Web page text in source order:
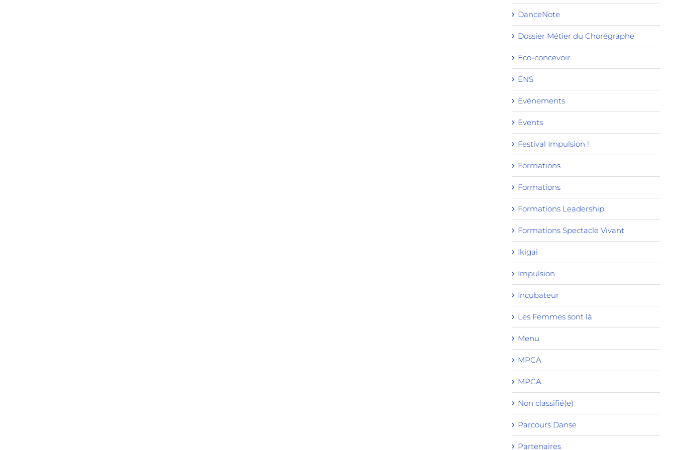
DanceNote
Dossier Métier du Chorégraphe
Eco-concevoir
ENS
Evénements
Events
Festival Impulsion !
Formations
Formations
Formations Leadership
Formations Spectacle Vivant
Ikigai
Impulsion
Incubateur
Les Femmes sont là
Menu
MPCA
MPCA
Non classifié(e)
Parcours Danse
Partenaires